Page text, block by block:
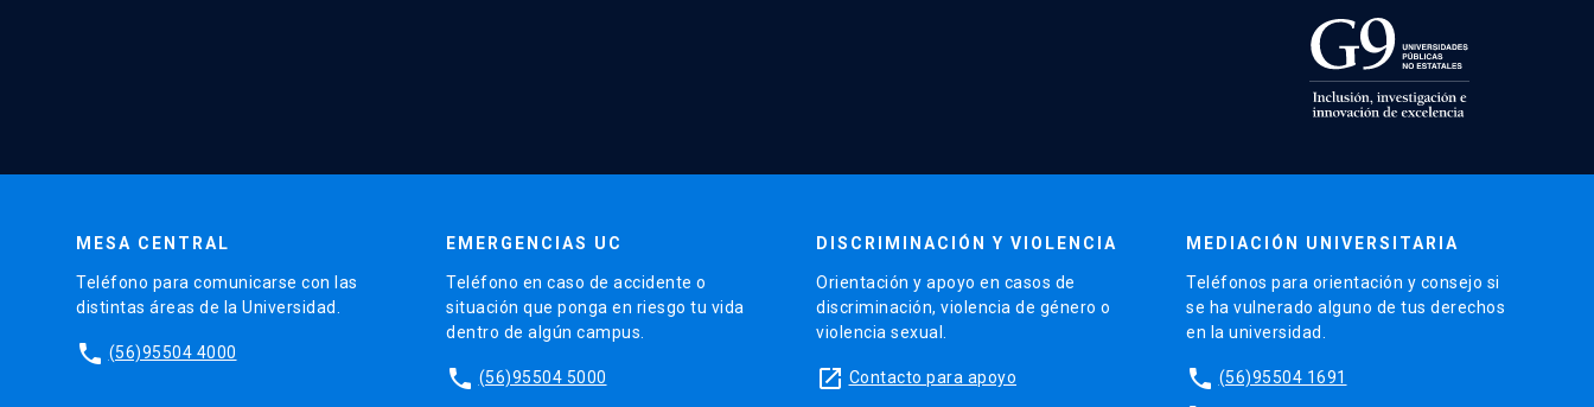
MESA CENTRAL
Teléfono para comunicarse con las
distintas áreas de la Universidad.
phone (56)95504 4000
EMERGENCIAS UC
Teléfono en caso de accidente o
situación que ponga en riesgo tu vida
dentro de algún campus.
phone (56)95504 5000
DISCRIMINACIÓN Y VIOLENCIA
Orientación y apoyo en casos de
discriminación, violencia de género o
violencia sexual.
launch Contacto para apoyo
MEDIACIÓN UNIVERSITARIA
Teléfonos para orientación y consejo si
se ha vulnerado alguno de tus derechos
en la universidad.
phone (56)95504 1691